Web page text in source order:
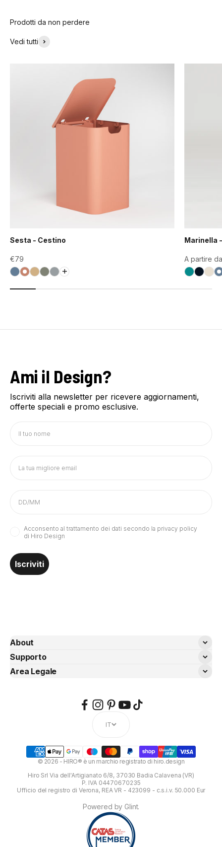
Prodotti da non perdere
Vedi tutti
Sesta - Cestino
Prezzo scontato
€79
Blu Fiordaliso (RAL5014)
Terracotta (RAL3012)
Vaniglia (RAL1001)
Verde Fossile (RAL7033)
Grigio Carta da Zucchero (RAL7040)
Marinella
Prezzo
A partire
Ottanio
Blu
Ami il Design?
Iscriviti alla newsletter per ricevere aggiornamenti,
offerte speciali e promo esclusive.
Acconsento al trattamento dei dati secondo la privacy policy
di Hiro Design
Iscriviti
About
Chi Siamo
Designer
Campioni colore
Il negozio Hiro a Verona
Supporto
Spedizioni
Area Legale
IT
© 2026 - HIRO® è un marchio registrato di hiro.design
Hiro Srl Via dell'Artigianato 6/8, 37030 Badia Calavena (VR)
P. IVA 04470670235
Ufficio del registro di Verona, REA VR - 423099 - c.s.i.v. 50.000 Eur
Powered by Glint.